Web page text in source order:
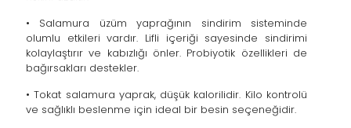
• Salamura üzüm yaprağının sindirim sisteminde
olumlu etkileri vardır. Lifli içeriği sayesinde sindirimi
kolaylaştırır ve kabızlığı önler. Probiyotik özellikleri de
bağırsakları destekler.
• Tokat salamura yaprak, düşük kalorilidir. Kilo kontrolü
ve sağlıklı beslenme için ideal bir besin seçeneğidir.